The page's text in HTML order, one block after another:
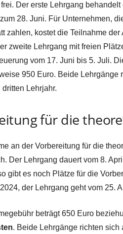
Der erste Lehrgang
28. Juni. Für Unternehmen,
zahlen, kostet die Teilnahme
zweite Lehrgang mit freien
vom 17. Juni bis 5. Juli.
950 Euro. Beide Lehrgänge
Lehrjahr.
für die
an der Vorbereitung für die
Der Lehrgang dauert vom 8.
gibt es noch Plätze für die
der Lehrgang geht vom 25.
beträgt 650 Euro
. Beide Lehrgänge richten